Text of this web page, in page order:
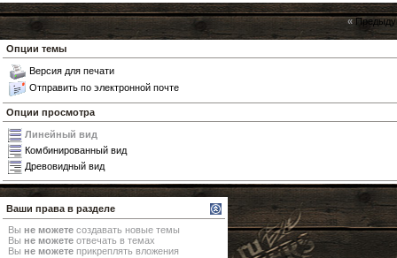
«
Опции темы
Версия для печати
Отправить по электронной почте
Опции просмотра
Линейный вид
Комбинированный вид
Древовидный вид
Ваши права в разделе
Вы не можете создавать новые темы
Вы не можете отвечать в темах
Вы не можете прикреплять вложения